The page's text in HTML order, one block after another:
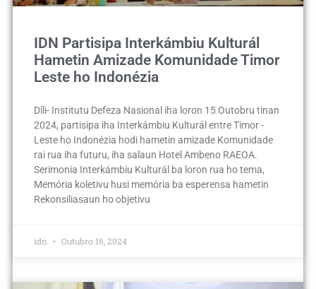
IDN Partisipa Interkámbiu Kulturál
Hametin Amizade Komunidade Timor
Leste ho Indonézia
Díli- Institutu Defeza Nasional iha loron 15 Outobru tinan
2024, partisipa iha Interkámbiu Kulturál entre Timor -
Leste ho Indonézia hodi hametin amizade Komunidade
rai rua iha futuru, iha salaun Hotel Ambeno RAEOA.
Serimonia Interkámbiu Kulturál ba loron rua ho tema,
Memória koletivu husi memória ba esperensa hametin
Rekonsiliasaun ho objetivu
idn Outubro 16, 2024